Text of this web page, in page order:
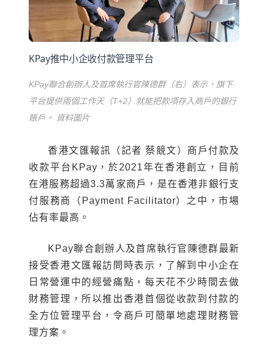
KPay推中小企收付款管理平台
KPay聯合創辦人及首席執行官陳德群（右）表示，旗下
平台提供兩個工作天（T+2）就能把款項存入商戶的銀行
賬戶。 資料圖片
香港文匯報訊（記者 蔡競文）商戶付款及
收款平台KPay，於2021年在香港創立，目前
在港服務超過3.3萬家商戶，是在香港非銀行支
付服務商（Payment Facilitator）之中，市場
佔有率最高。
KPay聯合創辦人及首席執行官陳德群最新
接受香港文匯報訪問時表示，了解到中小企在
日常營運中的經營痛點，每天花不少時間去做
財務管理，所以推出香港首個從收款到付款的
全方位管理平台，令商戶可簡單地處理財務管
理方案。